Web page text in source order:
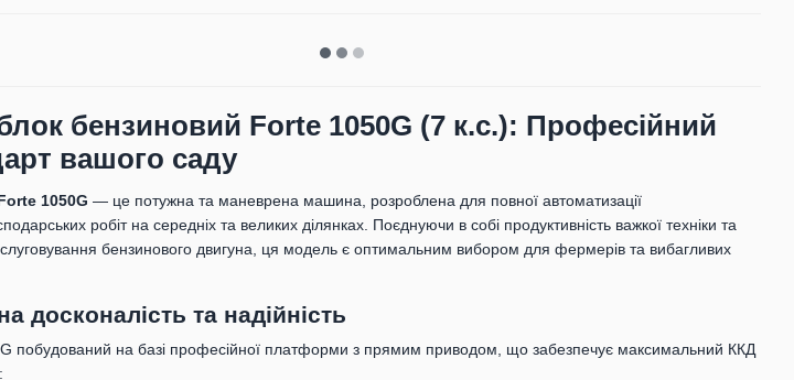
бензиновий Forte 1050G (7 к.с.): Професійний
вашого саду
1050G — це потужна та маневрена машина, розроблена для повної автоматизації
робіт на середніх та великих ділянках. Поєднуючи в собі продуктивність важкої техніки та
бензинового двигуна, ця модель є оптимальним вибором для фермерів та вибагливих
досконалість та надійність
побудований на базі професійної платформи з прямим приводом, що забезпечує максимальний ККД